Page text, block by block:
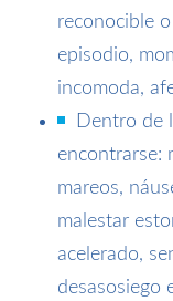
reconocible
episodio,
incomoda,
Dentro de
encontrarse:
mareos,
malestar
acelerado,
desasosiego